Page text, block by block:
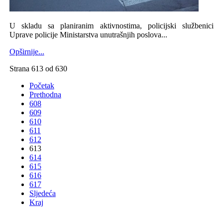
U skladu sa planiranim aktivnostima, policijski službenici
Uprave policije Ministarstva unutrašnjih poslova...
Opširnije...
Strana 613 od 630
Početak
Prethodna
608
609
610
611
612
613
614
615
616
617
Sljedeća
Kraj